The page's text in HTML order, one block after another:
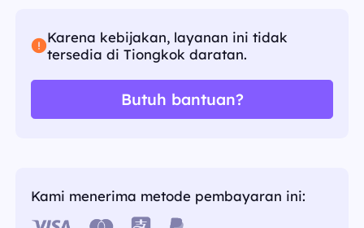
Karena kebijakan, layanan ini tidak
tersedia di Tiongkok daratan.
Butuh bantuan?
Kami menerima metode pembayaran ini: